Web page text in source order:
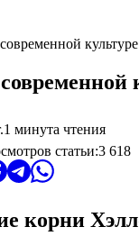
культуре
1 минута чтения
статьи:3 618
корни